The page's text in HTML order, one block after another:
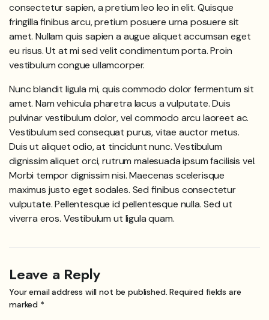
consectetur sapien, a pretium leo leo in elit. Quisque
fringilla finibus arcu, pretium posuere urna posuere sit
amet. Nullam quis sapien a augue aliquet accumsan eget
eu risus. Ut at mi sed velit condimentum porta. Proin
vestibulum congue ullamcorper.
Nunc blandit ligula mi, quis commodo dolor fermentum sit
amet. Nam vehicula pharetra lacus a vulputate. Duis
pulvinar vestibulum dolor, vel commodo arcu laoreet ac.
Vestibulum sed consequat purus, vitae auctor metus.
Duis ut aliquet odio, at tincidunt nunc. Vestibulum
dignissim aliquet orci, rutrum malesuada ipsum facilisis vel.
Morbi tempor dignissim nisi. Maecenas scelerisque
maximus justo eget sodales. Sed finibus consectetur
vulputate. Pellentesque id pellentesque nulla. Sed ut
viverra eros. Vestibulum ut ligula quam.
Leave a Reply
Your email address will not be published. Required fields are
marked *